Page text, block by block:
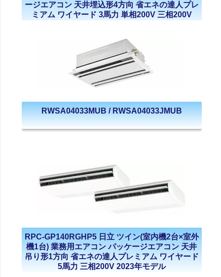
ージエアコン 天井埋込形4方向 省エネの達人プレ
ミアム ワイヤード 3馬力 単相200V 三相200V
RWSA04033MUB / RWSA04033JMUB
RPC-GP140RGHP5 日立 ツイン(室内機2台×室外
機1台) 業務用エアコン パッケージエアコン 天井
吊り形1方向 省エネの達人プレミアム ワイヤード
5馬力 三相200V 2023年モデル